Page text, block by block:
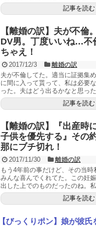
記事を読む
【離婚の訳】夫が不倫
DV男。丁度いいね…不
ちゃえ！
2017/12/3
離婚の訳
夫が不倫してた。適当に証拠集
に間に入って貰って、私は必要
った。夫はどう出るかなと思っ
記事を読む
【離婚の訳】『出産時
子供を優先する』その
那にブチ切れ！
2017/11/30
離婚の訳
もう4年前の事だけど、その当
みんな喜んでくれてた。この妊
出した上でのものだったのね。
記事を読む
【びっくりポン】娘が彼